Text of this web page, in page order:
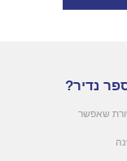
נדיר?
שאפשר